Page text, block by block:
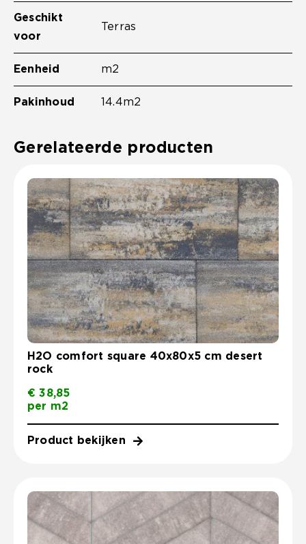
Geschikt
voor
Terras
Eenheid m2
Pakinhoud 14.4m2
Gerelateerde producten
H2O comfort square 40x80x5 cm desert
rock
€ 38,85
per m2
Product bekijken